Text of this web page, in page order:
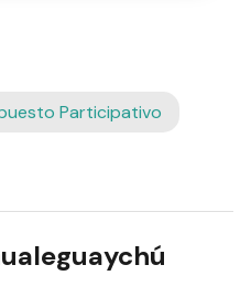
Participativo